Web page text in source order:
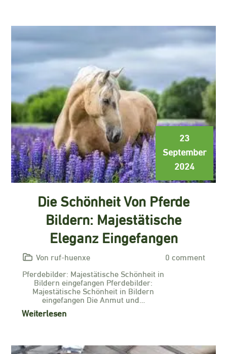
23
September
2024
Die Schönheit Von Pferde
Bildern: Majestätische
Eleganz Eingefangen
Von ruf-huenxe
0 comment
Pferdebilder: Majestätische Schönheit in
Bildern eingefangen Pferdebilder:
Majestätische Schönheit in Bildern
eingefangen Die Anmut und…
Weiterlesen